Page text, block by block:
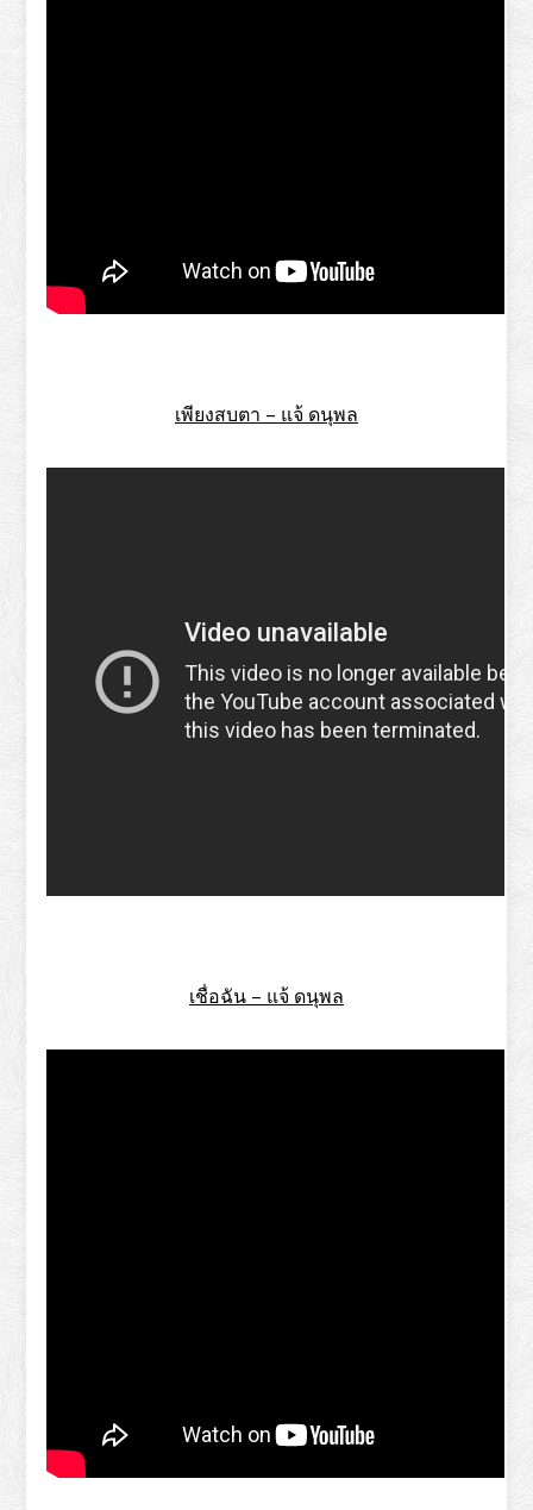
เพียงสบตา – แจ้ ดนุพล
เชื่อฉัน – แจ้ ดนุพล